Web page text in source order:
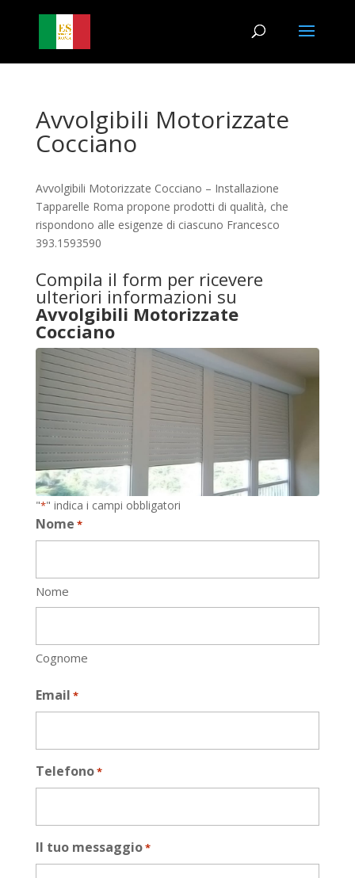
Avvolgibili Motorizzate
Cocciano
Avvolgibili Motorizzate Cocciano – Installazione
Tapparelle Roma propone prodotti di qualità, che
rispondono alle esigenze di ciascuno Francesco
393.1593590
Compila il form per ricevere
ulteriori informazioni su
Avvolgibili Motorizzate
Cocciano
"*" indica i campi obbligatori
Nome *
Nome
Cognome
Email *
Telefono*
Il tuo messaggio*